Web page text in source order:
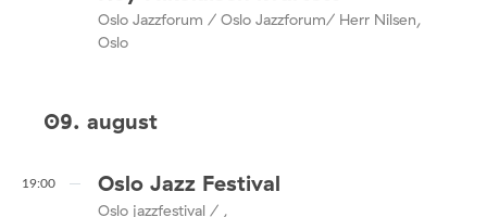
Oslo Jazzforum / Oslo Jazzforum/ Herr Nilsen,
Oslo
09. august
19:00 Oslo Jazz Festival
Oslo jazzfestival / ,